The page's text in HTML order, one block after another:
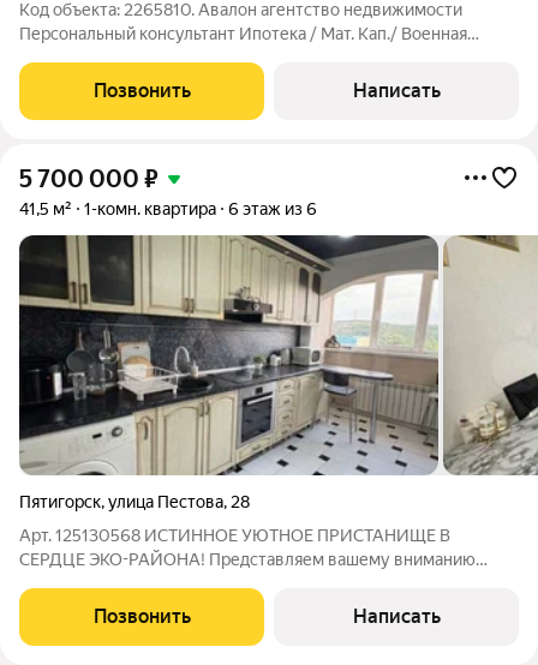
Код объекта: 2265810. Авалон агентство недвижимости
Персональный консультант Ипотека / Мат. Кап./ Военная
зоны. Две изолированные спальни, просторная гостиная с
выходом на открытый балкон,
Позвонить Написать
5 700 000 ₽
41,5 м² 1-комн. квартира 6 этаж из 6
Пятигорск,улица Пестова, 28
Арт. 125130568 ИСТИННОЕ УЮТНОЕ ПРИСТАНИЩЕ В
СЕРДЦЕ ЭКО-РАЙОНА! Представляем вашему вниманию
природа и комфорт сплетаются в гармонии! ГЛАВНЫЕ
ПРЕИМУЩЕСТВА: Потрясающий вид на реку прямо из окна
Позвонить Написать